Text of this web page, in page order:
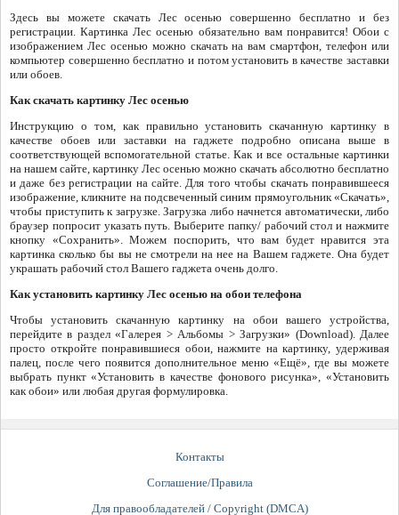
Здесь вы можете скачать Лес осенью совершенно бесплатно и без
регистрации. Картинка Лес осенью обязательно вам понравится! Обои с
изображением Лес осенью можно скачать на вам смартфон, телефон или
компьютер совершенно бесплатно и потом установить в качестве заставки
или обоев.
Как скачать картинку Лес осенью
Инструкцию о том, как правильно установить скачанную картинку в
качестве обоев или заставки на гаджете подробно описана выше в
соответствующей вспомогательной статье. Как и все остальные картинки
на нашем сайте, картинку Лес осенью можно скачать абсолютно бесплатно
и даже без регистрации на сайте. Для того чтобы скачать понравившееся
изображение, кликните на подсвеченный синим прямоугольник «Скачать»,
чтобы приступить к загрузке. Загрузка либо начнется автоматически, либо
браузер попросит указать путь. Выберите папку/ рабочий стол и нажмите
кнопку «Сохранить». Можем поспорить, что вам будет нравится эта
картинка сколько бы вы не смотрели на нее на Вашем гаджете. Она будет
украшать рабочий стол Вашего гаджета очень долго.
Как установить картинку Лес осенью на обои телефона
Чтобы установить скачанную картинку на обои вашего устройства,
перейдите в раздел «Галерея > Альбомы > Загрузки» (Download). Далее
просто откройте понравившиеся обои, нажмите на картинку, удерживая
палец, после чего появится дополнительное меню «Ещё», где вы можете
выбрать пункт «Установить в качестве фонового рисунка», «Установить
как обои» или любая другая формулировка.
Контакты
Соглашение/Правила
Для правообладателей / Copyright (DMCA)